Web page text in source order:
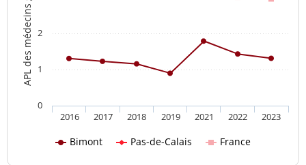
Bimont Pas-de-Calais France
2016 2017 2018 2019 2021 2022 2023
0
1
2